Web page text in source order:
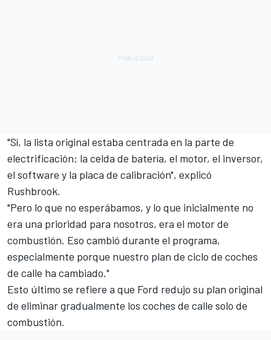
"Sí, la lista original estaba centrada en la parte de
electrificación: la celda de batería, el motor, el inversor,
el software y la placa de calibración", explicó
Rushbrook.
"Pero lo que no esperábamos, y lo que inicialmente no
era una prioridad para nosotros, era el motor de
combustión. Eso cambió durante el programa,
especialmente porque nuestro plan de ciclo de coches
de calle ha cambiado."
Esto último se refiere a que Ford redujo su plan original
de eliminar gradualmente los coches de calle solo de
combustión.